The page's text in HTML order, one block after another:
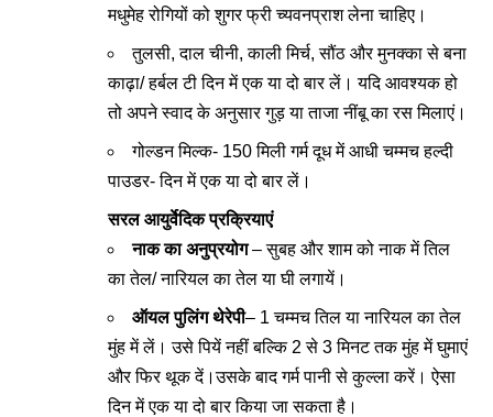
मधुमेह रोगियों को शुगर फ्री च्यवनप्राश लेना चाहिए।
तुलसी, दाल चीनी, काली मिर्च, सौंठ और मुनक्‍का से बना
काढ़ा/ हर्बल टी दिन में एक या दो बार लें। यदि आवश्‍यक हो
तो अपने स्‍वाद के अनुसार गुड़ या ताजा नींबू का रस मिलाएं।
गोल्डन मिल्क- 150 मिली गर्म दूध में आधी चम्मच हल्दी
पाउडर- दिन में एक या दो बार लें।
सरल आयुर्वेदिक प्रक्रियाएं
नाक का अनुप्रयोग– सुबह और शाम को नाक में तिल
का तेल/ नारियल का तेल या घी लगायें।
ऑयल पुलिंग थेरेपी– 1 चम्‍मच तिल या नारियल का तेल
मुंह में लें। उसे पियें नहीं बल्कि 2 से 3 मिनट तक मुंह में घुमाएं
और फिर थूक दें।उसके बाद गर्म पानी से कुल्ला करें। ऐसा
दिन में एक या दो बार किया जा सकता है।